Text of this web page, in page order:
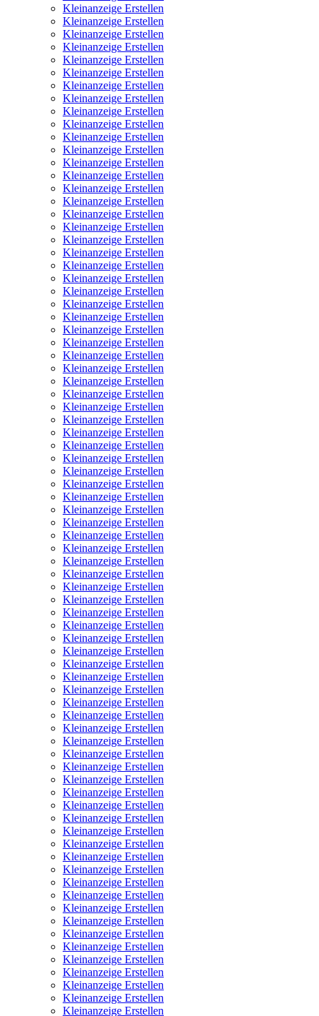
Kleinanzeige Erstellen
Kleinanzeige Erstellen
Kleinanzeige Erstellen
Kleinanzeige Erstellen
Kleinanzeige Erstellen
Kleinanzeige Erstellen
Kleinanzeige Erstellen
Kleinanzeige Erstellen
Kleinanzeige Erstellen
Kleinanzeige Erstellen
Kleinanzeige Erstellen
Kleinanzeige Erstellen
Kleinanzeige Erstellen
Kleinanzeige Erstellen
Kleinanzeige Erstellen
Kleinanzeige Erstellen
Kleinanzeige Erstellen
Kleinanzeige Erstellen
Kleinanzeige Erstellen
Kleinanzeige Erstellen
Kleinanzeige Erstellen
Kleinanzeige Erstellen
Kleinanzeige Erstellen
Kleinanzeige Erstellen
Kleinanzeige Erstellen
Kleinanzeige Erstellen
Kleinanzeige Erstellen
Kleinanzeige Erstellen
Kleinanzeige Erstellen
Kleinanzeige Erstellen
Kleinanzeige Erstellen
Kleinanzeige Erstellen
Kleinanzeige Erstellen
Kleinanzeige Erstellen
Kleinanzeige Erstellen
Kleinanzeige Erstellen
Kleinanzeige Erstellen
Kleinanzeige Erstellen
Kleinanzeige Erstellen
Kleinanzeige Erstellen
Kleinanzeige Erstellen
Kleinanzeige Erstellen
Kleinanzeige Erstellen
Kleinanzeige Erstellen
Kleinanzeige Erstellen
Kleinanzeige Erstellen
Kleinanzeige Erstellen
Kleinanzeige Erstellen
Kleinanzeige Erstellen
Kleinanzeige Erstellen
Kleinanzeige Erstellen
Kleinanzeige Erstellen
Kleinanzeige Erstellen
Kleinanzeige Erstellen
Kleinanzeige Erstellen
Kleinanzeige Erstellen
Kleinanzeige Erstellen
Kleinanzeige Erstellen
Kleinanzeige Erstellen
Kleinanzeige Erstellen
Kleinanzeige Erstellen
Kleinanzeige Erstellen
Kleinanzeige Erstellen
Kleinanzeige Erstellen
Kleinanzeige Erstellen
Kleinanzeige Erstellen
Kleinanzeige Erstellen
Kleinanzeige Erstellen
Kleinanzeige Erstellen
Kleinanzeige Erstellen
Kleinanzeige Erstellen
Kleinanzeige Erstellen
Kleinanzeige Erstellen
Kleinanzeige Erstellen
Kleinanzeige Erstellen
Kleinanzeige Erstellen
Kleinanzeige Erstellen
Kleinanzeige Erstellen
Kleinanzeige Erstellen